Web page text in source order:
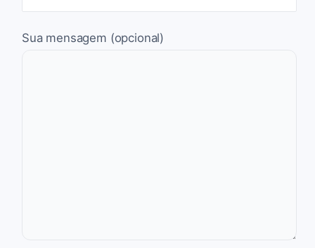
Sua mensagem (opcional)